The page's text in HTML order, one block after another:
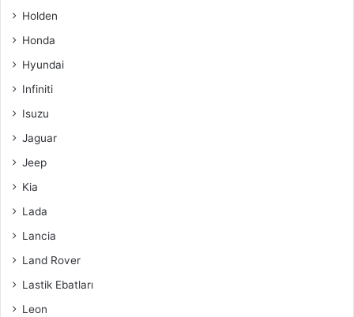
Holden
Honda
Hyundai
Infiniti
Isuzu
Jaguar
Jeep
Kia
Lada
Lancia
Land Rover
Lastik Ebatları
Leon